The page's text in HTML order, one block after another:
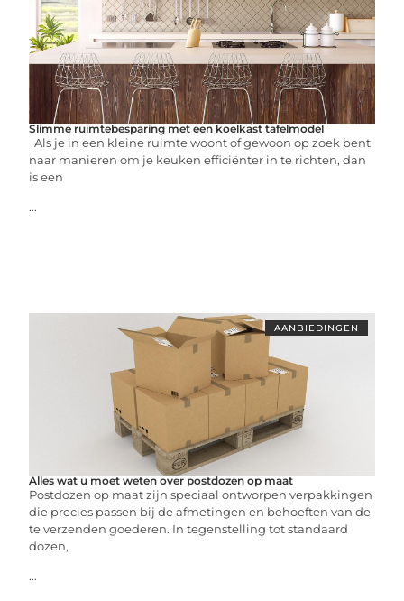
Slimme ruimtebesparing met een koelkast tafelmodel
Als je in een kleine ruimte woont of gewoon op zoek bent
naar manieren om je keuken efficiënter in te richten, dan
is een
...
AANBIEDINGEN
Alles wat u moet weten over postdozen op maat
Postdozen op maat zijn speciaal ontworpen verpakkingen
die precies passen bij de afmetingen en behoeften van de
te verzenden goederen. In tegenstelling tot standaard
dozen,
...